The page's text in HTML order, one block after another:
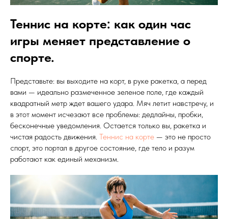
Теннис на корте: как один час
игры меняет представление о
спорте.
Представьте: вы выходите на корт, в руке ракетка, а перед
вами — идеально размеченное зеленое поле, где каждый
квадратный метр ждет вашего удара. Мяч летит навстречу, и
в этот момент исчезают все проблемы: дедлайны, пробки,
бесконечные уведомления. Остается только вы, ракетка и
чистая радость движения. Теннис на корте — это не просто
спорт, это портал в другое состояние, где тело и разум
работают как единый механизм.